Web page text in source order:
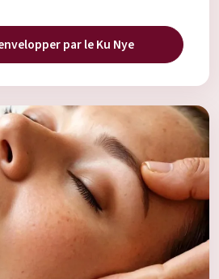
par le Ku Nye